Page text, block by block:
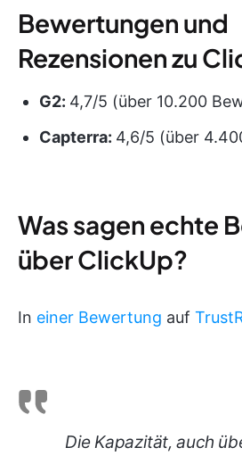
Bewertungen und
Rezensionen zu
G2: 4,7/5 (über 10.200
Capterra: 4,6/5 (über
Was sagen echte
über ClickUp?
In einer Bewertung auf
Die Kapazität, auch